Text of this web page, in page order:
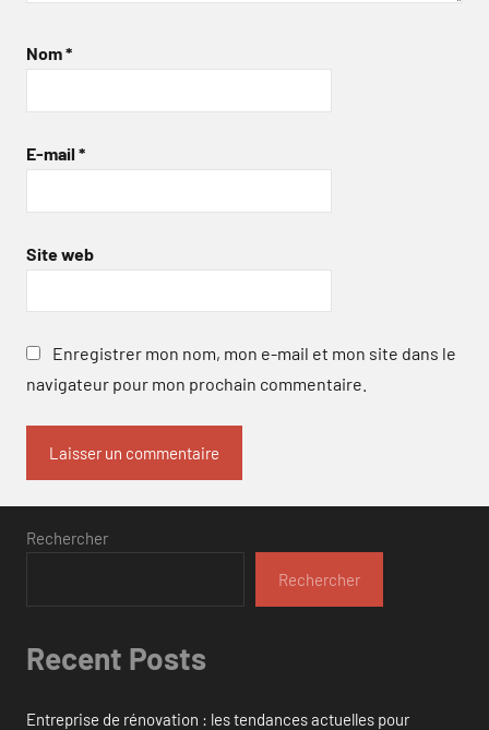
Nom*
E-mail *
Site web
Enregistrer mon nom, mon e-mail et mon site dans le
navigateur pour mon prochain commentaire.
Rechercher
Rechercher
Recent Posts
Entreprise de rénovation : les tendances actuelles pour